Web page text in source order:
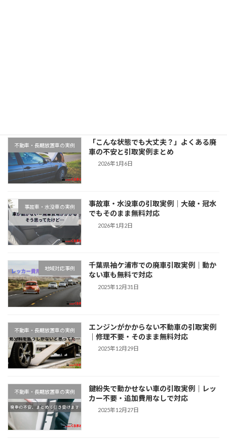
不動車・長期放置車の実例
「こんな状態でも大丈夫？」よくある廃
車の不安と引取実例まとめ
2026年1月6日
事故車・水没車の実例
事故車・水没車の引取実例｜大破・冠水
でもそのまま無料対応
2026年1月2日
地域対応事例
千葉県袖ケ浦市での廃車引取実例｜動か
ない車も無料で対応
2025年12月31日
不動車・長期放置車の実例
エンジンがかからない不動車の引取実例
｜修理不要・そのまま無料対応
2025年12月29日
不動車・長期放置車の実例
鍵紛失で動かせない車の引取実例｜レッ
カー不要・追加費用なしで対応
2025年12月27日